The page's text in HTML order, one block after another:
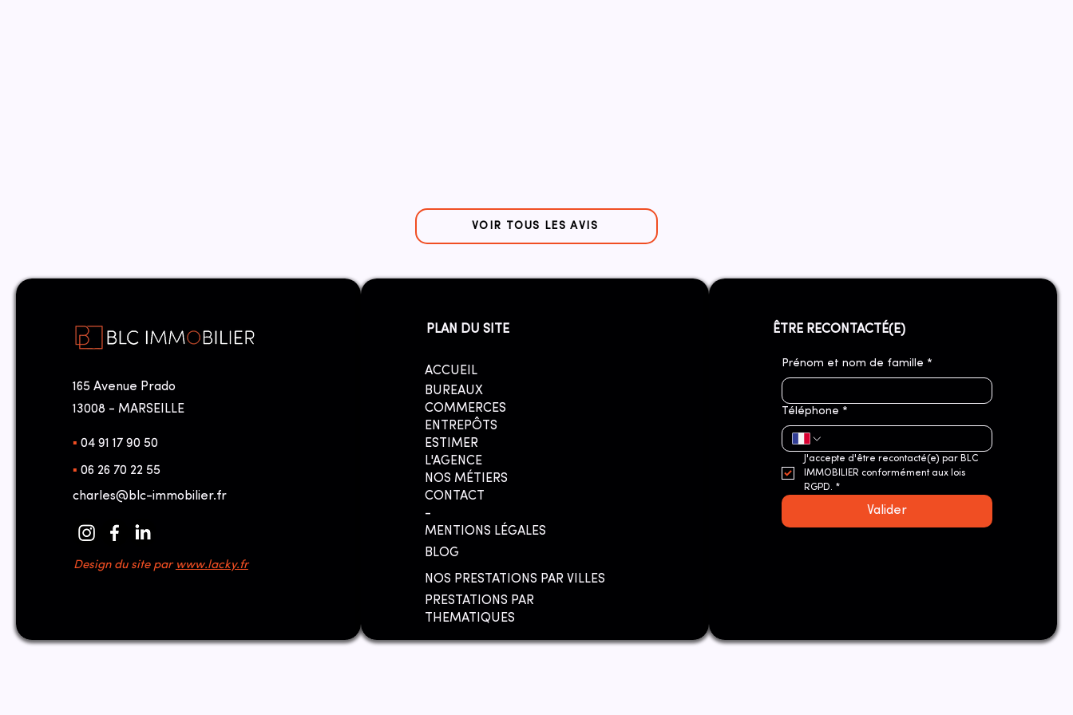
VOIR TOUS LES AVIS
165 Avenue Prado
13008 - MARSEILLE
▪︎ 04 91 17 90 50
▪︎ 06 26 70 22 55
charles@blc-immobilier.fr
Design du site par www.lacky.fr
PLAN DU SITE
ACCUEIL
BUREAUX
COMMERCES
ENTREPÔTS
ESTIMER
L'AGENCE
NOS MÉTIERS
CONTACT
-
MENTIONS LÉGALES
BLOG
ÊTRE RECONTACTÉ(E)
Prénom et nom de famille *
Téléphone *
J'accepte d'être recontacté(e) par BLC
IMMOBILIER conformément aux lois
RGPD. *
Valider
NOS PRESTATIONS PAR VILLES
PRESTATIONS PAR
THEMATIQUES